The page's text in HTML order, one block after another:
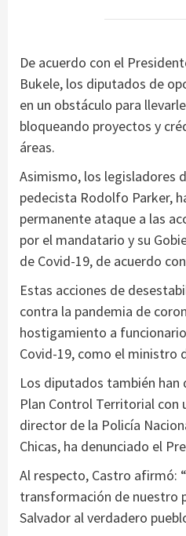
De acuerdo con el
Bukele, los diputados de
en un obstáculo para
bloqueando proyectos y
áreas.
Asimismo, los legisladores
pedecista Rodolfo Parker,
permanente ataque a las
por el mandatario y su
de Covid-19, de acuerdo
Estas acciones de
contra la pandemia de
hostigamiento a
Covid-19, como el ministro
Los diputados también han
Plan Control Territorial con
director de la Policía
Chicas, ha denunciado el
Al respecto, Castro afirmó:
transformación de nuestro
Salvador al verdadero